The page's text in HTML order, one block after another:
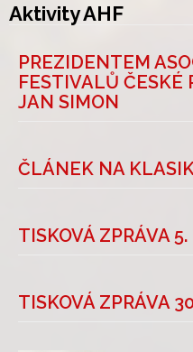
Aktivity AHF
PREZIDENTEM
FESTIVALŮ ČESKÉ
JAN SIMON
ČLÁNEK NA
TISKOVÁ ZPRÁVA
TISKOVÁ ZPRÁVA